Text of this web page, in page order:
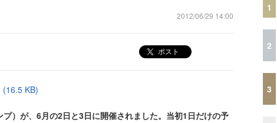
2012/06/29 14:00
ポスト
(16.5 KB)
）が、6月の2日と3日に開催されました。当初1日だけの予
1
2
3